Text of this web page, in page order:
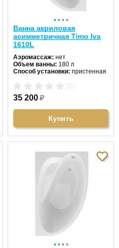
Ванна акриловая
асимметричная Timo Iva
1610L
Аэромассаж: нет
Объем ванны: 180 л
Способ установки: пристенная
Ширина:
Цвет:белый
акрил
Гидромассаж:нет
35 200₽
Купить